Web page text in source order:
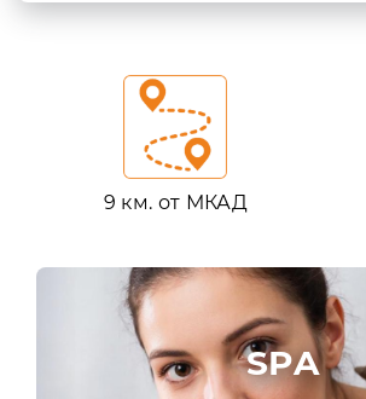
9 км. от МКАД
SPA